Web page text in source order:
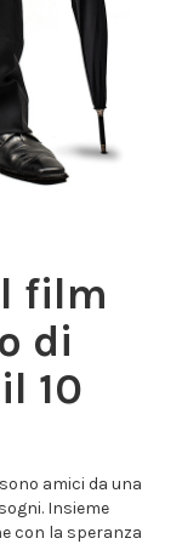
film
di
10
amici da una
Insieme
con la speranza